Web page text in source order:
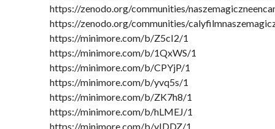
https://zenodo.org/communities/
https://zenodo.org/communities/
https://minimore.com/b/Z5cI2/1
https://minimore.com/b/1QxWS/1
https://minimore.com/b/CPYjP/1
https://minimore.com/b/yvq5s/1
https://minimore.com/b/ZK7h8/1
https://minimore.com/b/hLMEJ/1
https://minimore.com/b/yIDDZ/1